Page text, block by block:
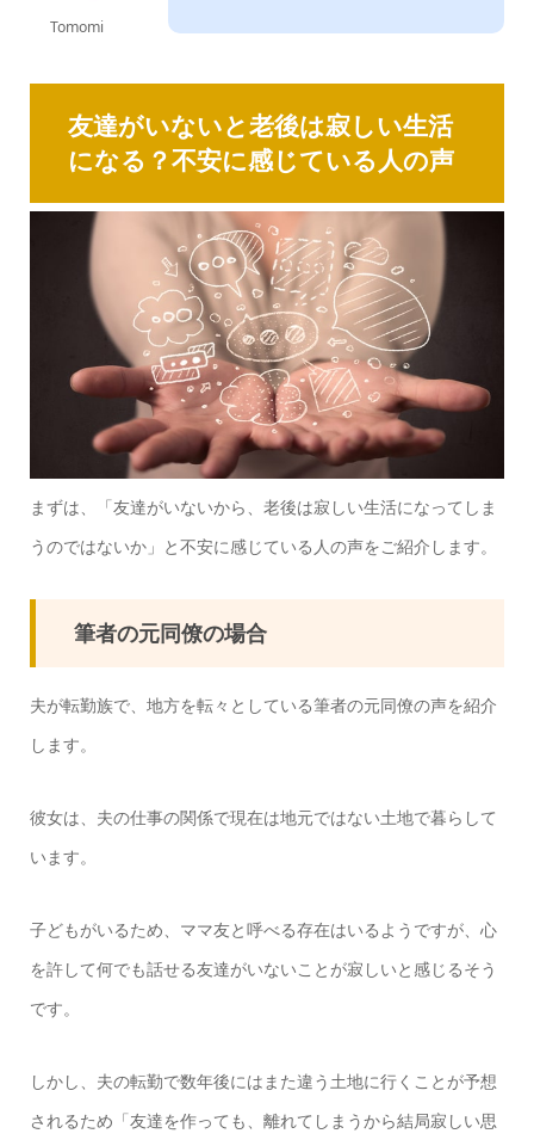
Tomomi
友達がいないと老後は寂しい生活
になる？不安に感じている人の声
まずは、「友達がいないから、老後は寂しい生活になってしま
うのではないか」と不安に感じている人の声をご紹介します。
筆者の元同僚の場合
夫が転勤族で、地方を転々としている筆者の元同僚の声を紹介
します。
彼女は、夫の仕事の関係で現在は地元ではない土地で暮らして
います。
子どもがいるため、ママ友と呼べる存在はいるようですが、心
を許して何でも話せる友達がいないことが寂しいと感じるそう
です。
しかし、夫の転勤で数年後にはまた違う土地に行くことが予想
されるため「友達を作っても、離れてしまうから結局寂しい思